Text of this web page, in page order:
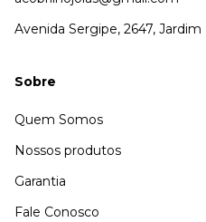
Avenida Sergipe, 2647,
Sobre
Quem Somos
Nossos produtos
Garantia
Fale Conosco